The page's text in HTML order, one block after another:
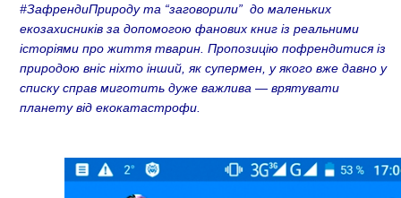
#ЗафрендиПрироду та “заговорили” до маленьких
екозахисників за допомогою фанових книг із реальними
історіями про життя тварин. Пропозицію пофрендитися із
природою вніс ніхто інший, як супермен, у якого вже давно у
списку справ миготить дуже важлива — врятувати
планету від екокатастрофи.